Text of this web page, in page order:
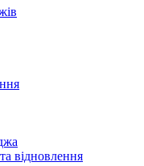
відновлення